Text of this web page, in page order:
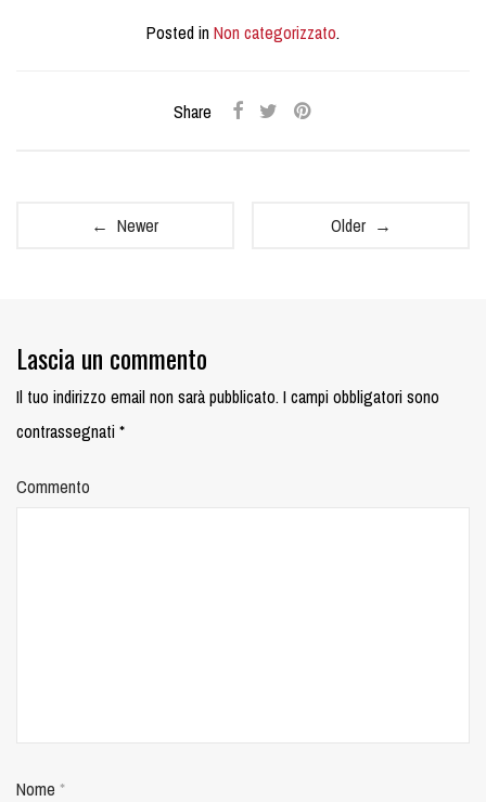
Posted inNon categorizzato.
Share
← Newer Older →
Lascia un commento
Il tuo indirizzo email non sarà pubblicato.I campi obbligatori sono
contrassegnati*
Commento
Nome *